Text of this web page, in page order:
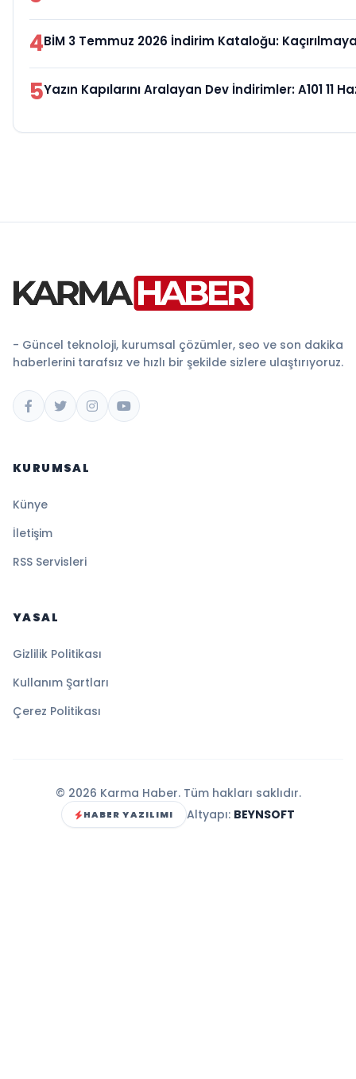
4BİM 3 Temmuz 2026 İndirim Kataloğu:
5Yazın Kapılarını Aralayan Dev İndirimler: A101 11
- Güncel teknoloji, kurumsal çözümler, seo ve son dakika
haberlerini tarafsız ve hızlı bir şekilde sizlere ulaştırıyoruz.
KURUMSAL
Künye
İletişim
RSS Servisleri
YASAL
Gizlilik Politikası
Kullanım Şartları
Çerez Politikası
© 2026 Karma Haber. Tüm hakları saklıdır.
HABER YAZILIMI Altyapı: BEYNSOFT